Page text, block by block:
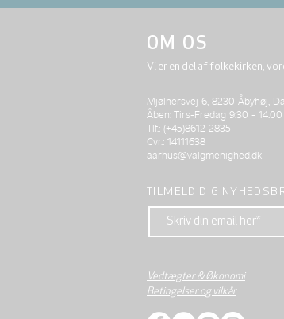
OM OS
Vi er en del af folkekirken,
Mjølnersvej 6, 8230 Åbyhøj,
Åben: Tirs-Fredag 9:30 - 14.00
Tlf.: (+45)8612 2835
Cvr.: 14111638
aarhus@valgmenighed.dk
TILMELD DIG
Vedtægter & Økonomi
Betingelser og vilkår